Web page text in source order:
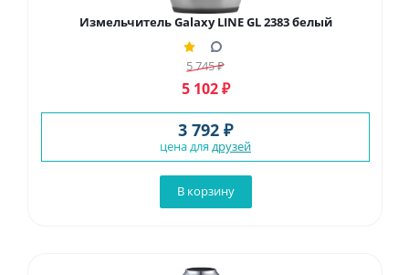
Измельчитель Galaxy LINE GL 2383 белый
5 745₽
5 102₽
3 792 ₽
цена для друзей
В корзину